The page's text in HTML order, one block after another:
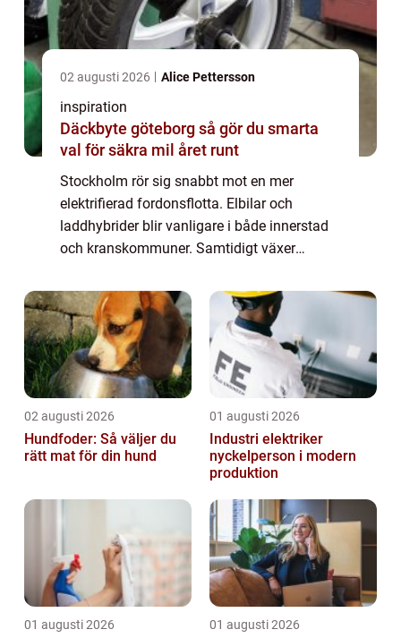
02 augusti 2026 Alice Pettersson
inspiration
Däckbyte göteborg så gör du smarta
val för säkra mil året runt
Stockholm rör sig snabbt mot en mer
elektrifierad fordonsflotta. Elbilar och
laddhybrider blir vanligare i både innerstad
och kranskommuner. Samtidigt växer
laddning hemma, vid arbetsplatser och på
publika plat...
02 augusti 2026
Hundfoder: Så väljer du
rätt mat för din hund
01 augusti 2026
Industri elektriker
nyckelperson i modern
produktion
01 augusti 2026 01 augusti 2026